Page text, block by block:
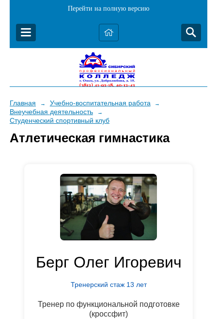
Перейти на полную версию
Главная → Учебно-воспитательная работа →
Внеучебная деятельность →
Студенческий спортивный клуб
Атлетическая гимнастика
Берг Олег Игоревич
Тренерский стаж 13 лет
Тренер по функциональной подготовке
(кроссфит)